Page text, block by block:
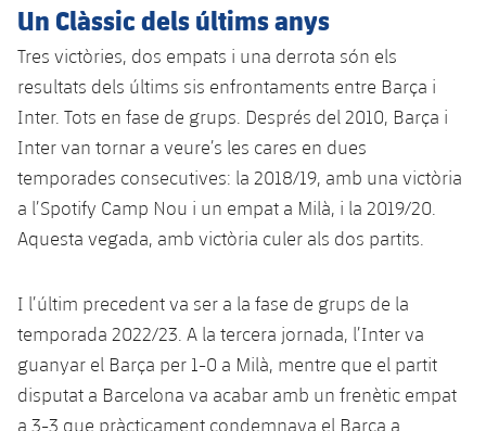
Un Clàssic dels últims anys
Tres victòries, dos empats i una derrota són els
resultats dels últims sis enfrontaments entre Barça i
Inter. Tots en fase de grups. Després del 2010, Barça i
Inter van tornar a veure’s les cares en dues
temporades consecutives: la 2018/19, amb una victòria
a l’Spotify Camp Nou i un empat a Milà, i la 2019/20.
Aquesta vegada, amb victòria culer als dos partits.
I l’últim precedent va ser a la fase de grups de la
temporada 2022/23. A la tercera jornada, l’Inter va
guanyar el Barça per 1-0 a Milà, mentre que el partit
disputat a Barcelona va acabar amb un frenètic empat
a 3-3 que pràcticament condemnava el Barça a